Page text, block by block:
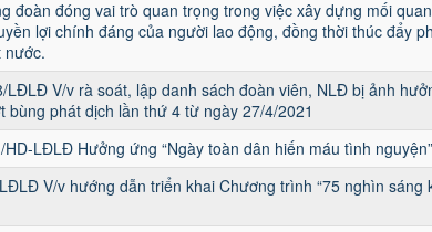
đoàn đóng vai trò quan trọng trong việc xây dựng mối
lợi chính đáng của người lao động, đồng thời thúc đẩy
nước.
LĐLĐ V/v rà soát, lập danh sách đoàn viên, NLĐ bị ảnh
bùng phát dịch lần thứ 4 từ ngày 27/4/2021
LĐLĐ Hưởng ứng “Ngày toàn dân hiến máu tình
V/v hướng dẫn triển khai Chương trình “75 nghìn sáng